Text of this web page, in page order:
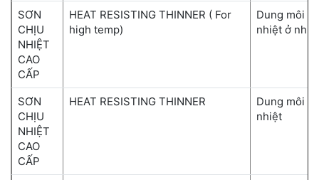
SƠN
CHỊU
NHIỆT
CAO
CẤP
HEAT RESISTING THINNER ( For
high temp)
Dung môi
nhiệt ở
SƠN
CHỊU
NHIỆT
CAO
CẤP
HEAT RESISTING THINNER
Dung môi
nhiệt